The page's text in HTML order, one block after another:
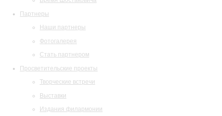
Партнеры
Наши партнеры
Фотогалерея
Стать партнером
Просветительские проекты
Творческие встречи
Выставки
Издания филармонии